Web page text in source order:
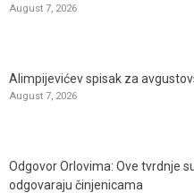
August 7, 2026
Alimpijevićev spisak za
August 7, 2026
Odgovor Orlovima: ​Ove tvrdnje
odgovaraju činjenicama